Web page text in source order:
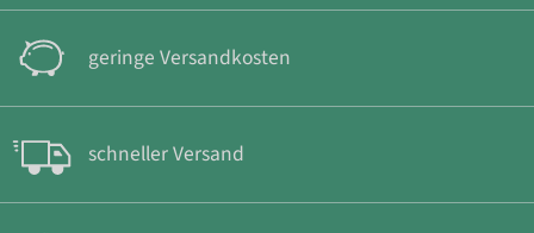
geringe Versandkosten
schneller Versand